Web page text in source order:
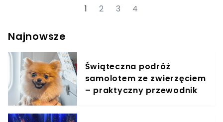
urlop, będą wprost zachwyceni. Już niebawem na
przeciwnie. Podróż będzie przyjemniejsza, a
1 2 3 4
Najnowsze
Świąteczna podróż
samolotem ze zwierzęciem
– praktyczny przewodnik